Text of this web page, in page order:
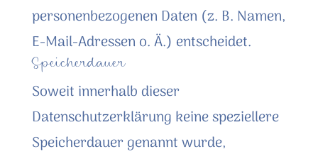
personenbezogenen Daten (z. B. Namen,
E-Mail-Adressen o. Ä.) entscheidet.
Speicherdauer
Soweit innerhalb dieser
Datenschutzerklärung keine speziellere
Speicherdauer genannt wurde,